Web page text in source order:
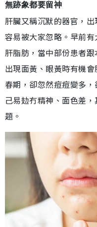
無跡象都要留神
肝臟又稱沉默的器官，
容易被大家忽略。早前
肝脂肪，當中部份患者
出現面黃、眼黃時有機
春期，卻忽然痘痘變多
己易攰冇精神、面色差
題。